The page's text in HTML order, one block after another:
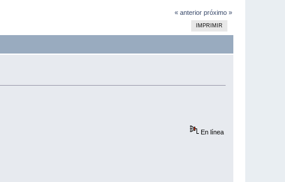
« anterior próximo »
IMPRIMIR
En línea